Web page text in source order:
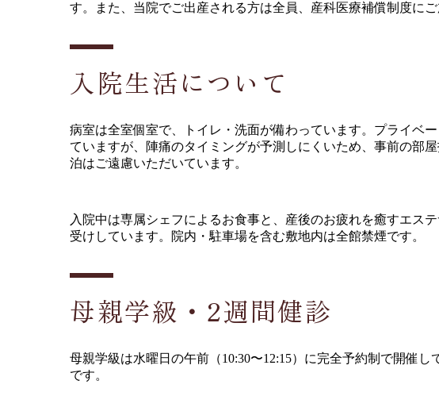
す。また、当院でご出産される方は全員、産科医療補償制度にご
入院生活について
病室は全室個室で、トイレ・洗面が備わっています。プライベ
ていますが、陣痛のタイミングが予測しにくいため、事前の部
泊はご遠慮いただいています。
入院中は専属シェフによるお食事と、産後のお疲れを癒すエス
受けしています。院内・駐車場を含む敷地内は全館禁煙です。
母親学級・2週間健診
母親学級は水曜日の午前（10:30〜12:15）に完全予約制で開催
です。